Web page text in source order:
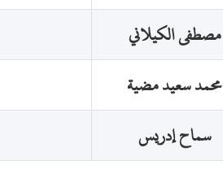
مصطفى الكيلاني
محمد سعيد مضية
سماح إدريس